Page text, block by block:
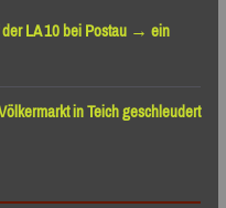
LA 10 bei Postau → ein
in Teich geschleudert